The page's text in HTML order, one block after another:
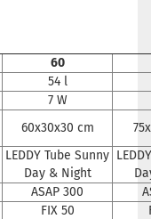
60
54 l
7 W
60x30x30 cm
LEDDY Tube Sunny
Day & Night
ASAP 300
FIX 50